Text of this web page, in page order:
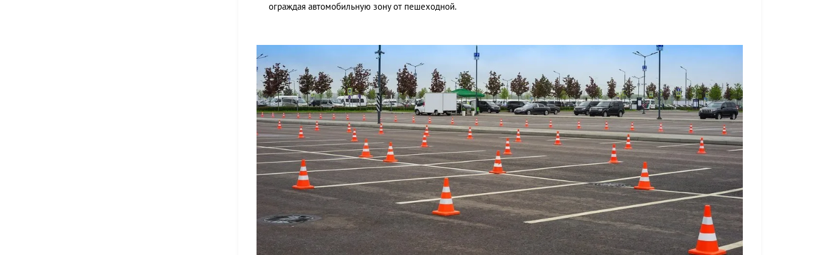
ограждая автомобильную зону от пешеходной.